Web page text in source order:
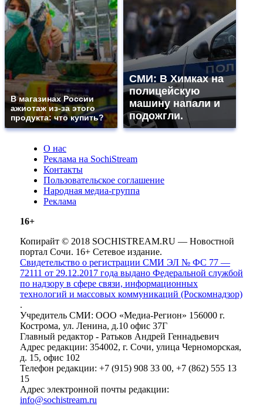
В магазинах России
ажиотаж из-за этого
продукта: что купить?
СМИ: В Химках на
полицейскую
машину напали и
подожгли.
О нас
Реклама на SochiStream
Контакты
Пользовательское соглашение
Народная медиа-группа
Реклама
16+
Копирайт © 2018 SOCHISTREAM.RU — Новостной
портал Сочи. 16+ Сетевое издание.
Свидетельство о регистрации СМИ ЭЛ № ФС 77 —
72111 от 29.12.2017 года выдано Федеральной службой
по надзору в сфере связи, информационных
технологий и массовых коммуникаций (Роскомнадзор)
.
Учредитель СМИ: ООО «Медиа-Регион» 156000 г.
Кострома, ул. Ленина, д.10 офис 37Г
Главный редактор - Ратьков Андрей Геннадьевич
Адрес редакции: 354002, г. Сочи, улица Черноморская,
д. 15, офис 102
Телефон редакции: +7 (915) 908 33 00, +7 (862) 555 13
15
Адрес электронной почты редакции:
info@sochistream.ru